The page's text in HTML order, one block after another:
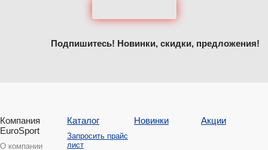
Подпишитесь! Новинки, скидки, предложения!
Компания
EuroSport
О компании
Каталог
Запросить прайс
лист
Новинки Акции